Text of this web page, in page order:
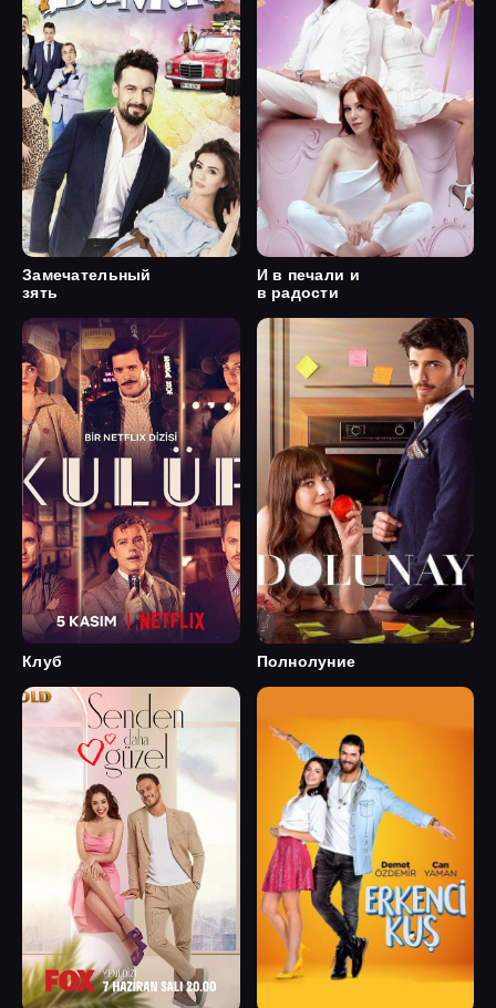
Замечательный
зять
И в печали и
в радости
Клуб Полнолуние